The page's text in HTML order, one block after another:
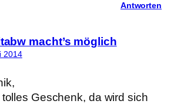
Antworten
macht’s möglich
2014
Geschenk, da wird sich